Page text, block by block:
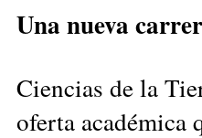
Una nueva
Ciencias de la
oferta académica